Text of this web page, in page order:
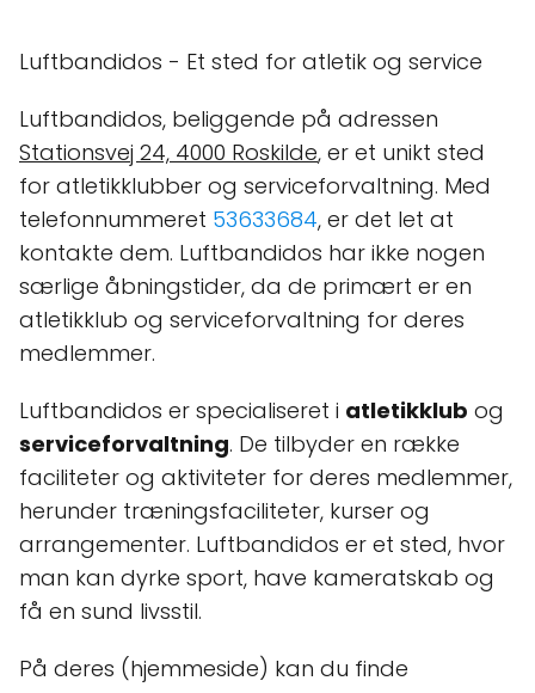
Luftbandidos - Et sted for atletik og service
Luftbandidos, beliggende på adressen
Stationsvej 24, 4000 Roskilde, er et unikt sted
for atletikklubber og serviceforvaltning. Med
telefonnummeret 53633684, er det let at
kontakte dem. Luftbandidos har ikke nogen
særlige åbningstider, da de primært er en
atletikklub og serviceforvaltning for deres
medlemmer.
Luftbandidos er specialiseret i atletikklub og
serviceforvaltning. De tilbyder en række
faciliteter og aktiviteter for deres medlemmer,
herunder træningsfaciliteter, kurser og
arrangementer. Luftbandidos er et sted, hvor
man kan dyrke sport, have kameratskab og
få en sund livsstil.
På deres (hjemmeside) kan du finde